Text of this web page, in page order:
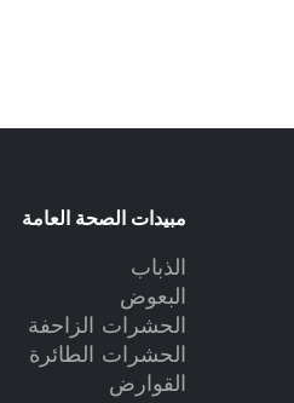
مبيدات الصحة العامة
الذباب
البعوض
الحشرات الزاحفة
الحشرات الطائرة
القوارض